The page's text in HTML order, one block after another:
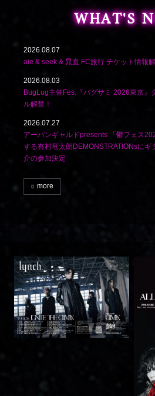
WHAT'S
2026.08.07
aie & seek & 晁直 FC旅行 チケット情報解
2026.08.03
BugLug主催Fes.『バグサミ 2026東京』
ル解禁！
2026.07.27
アーバンギャルドpresents 「鬱フェス
する有村竜太朗DEMONSTRATIONsにギ
介の参加決定
more